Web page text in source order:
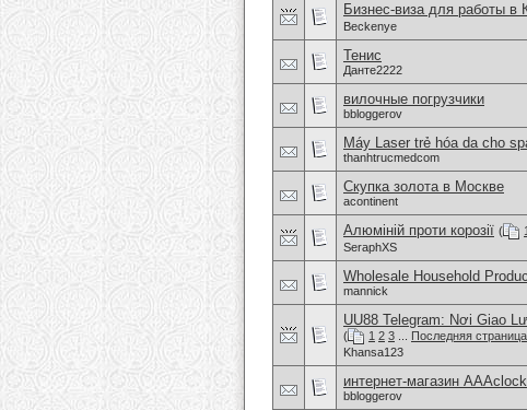
Бизнес-виза для работы в
Beckenye
Тенис
Данте2222
вилочные погрузчики
bbloggerov
Máy Laser trẻ hóa da cho
thanhtrucmedcom
Скупка золота в Москве
acontinent
Алюміній проти корозії ( 1
SeraphXS
Wholesale Household
mannick
UU88 Telegram: Nơi Giao
( 1 2 3 Последняя страница
Khansa123
интернет-магазин AAAclock
bbloggerov